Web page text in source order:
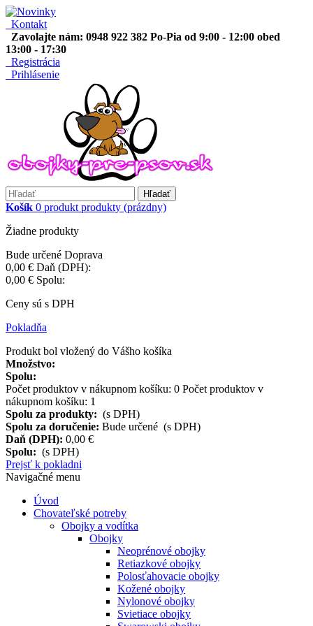
Kontakt
Zavolajte nám: 0948 922 382 Po-Pia od 9:00 - 12:00 obed
13:00 - 17:30
Registrácia
Prihlásenie
Hľadať
Košík 0 produkt produkty (prázdny)
Žiadne produkty
Bude určené Doprava
0,00 € Daň (DPH):
0,00 € Spolu:
Ceny sú s DPH
Pokladňa
Produkt bol vložený do Vášho košíka
Množstvo:
Spolu:
Počet produktov v nákupnom košíku: 0 Počet produktov v
nákupnom košíku: 1
Spolu za produkty: (s DPH)
Spolu za doručenie: Bude určené (s DPH)
Daň (DPH): 0,00 €
Spolu: (s DPH)
Prejsť k pokladni
Navigačné menu
Úvod
Chovateľské potreby
Obojky a vodítka
Obojky
Neoprénové obojky
Retiazkové obojky
Polosťahovacie obojky
Kožené obojky
Nylonové obojky
Svietiace obojky